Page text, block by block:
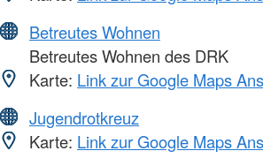
Betreutes Wohnen
Betreutes Wohnen des DRK
Karte: Link zur Google Maps
Jugendrotkreuz
Karte: Link zur Google Maps